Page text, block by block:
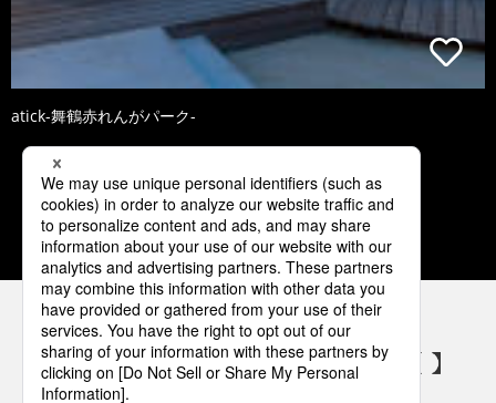
atick-舞鶴赤れんがパーク-
1 2 3 4 5
パナソニックの電気設備 SNSアカウント